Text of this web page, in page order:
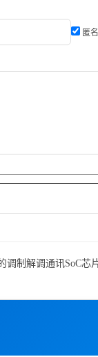
匿
调制解调通讯SoC